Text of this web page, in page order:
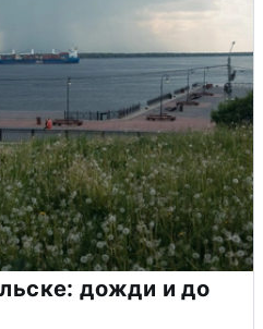
дожди и до